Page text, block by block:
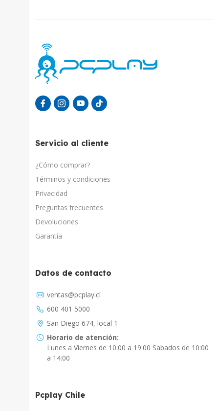
Servicio al cliente
¿Cómo comprar?
Términos y condiciones
Privacidad
Preguntas frecuentes
Devoluciones
Garantía
Datos de contacto
ventas@pcplay.cl
600 401 5000
San Diego 674, local 1
Horario de atención:
Lunes a Viernes de 10:00 a 19:00 Sabados de 10:00
a 14:00
Pcplay Chile
Chat con IA
PcPlay Santiago / Web
Hola soy Freddy, en que puedo ayudarte...
PcPlay Santiago / Tienda
PCPlay Osorno